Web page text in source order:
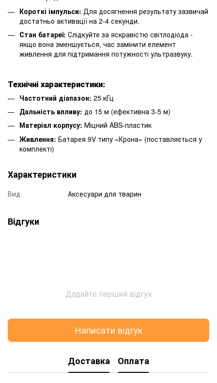
Короткі імпульси: Для досягнення результату зазвичай
достатньо активації на 2-4 секунди.
Стан батареї: Слідкуйте за яскравістю світлодіода -
якщо вона зменшується, час замінити елемент
живлення для підтримання потужності ультразвуку.
Технічні характеристики:
Частотний діапазон: 25 кГц
Дальність впливу: до 15 м (ефективна 3-5 м)
Матеріал корпусу: Міцний ABS-пластик
Живлення: Батарея 9V типу «Крона» (поставляється у
комплекті)
Характеристики
Вид Аксесуари для тварин
Відгуки
Додайте перший відгук
Написати відгук
Доставка Оплата